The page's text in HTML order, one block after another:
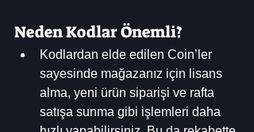
Neden Kodlar Önemli?
Kodlardan elde edilen Coin’ler
sayesinde mağazanız için lisans
alma, yeni ürün siparişi ve rafta
satışa sunma gibi işlemleri daha